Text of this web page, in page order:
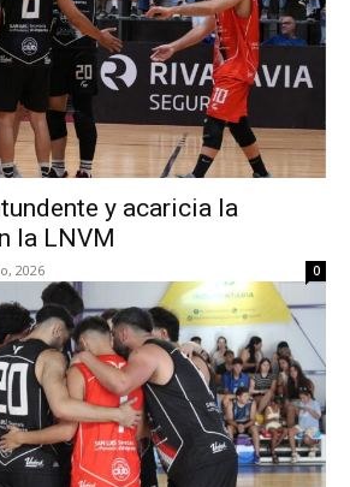
y acaricia la
la LNVM
2026 0